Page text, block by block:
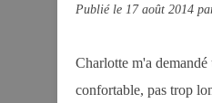
Publié le 17 août 2014
Charlotte m'a
confortable, pas trop